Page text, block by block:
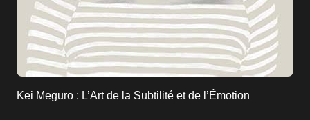
Kei Meguro : L’Art de la Subtilité et de l’Émotion